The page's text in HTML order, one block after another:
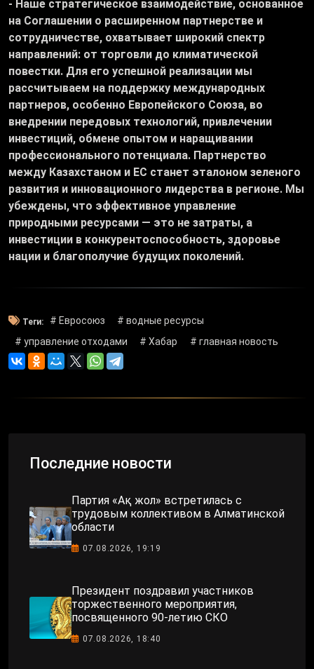
- Наше стратегическое взаимодействие, основанное
на Соглашении о расширенном партнерстве и
сотрудничестве, охватывает широкий спектр
направлений: от торговли до климатической
повестки. Для его успешной реализации мы
рассчитываем на поддержку международных
партнеров, особенно Европейского Союза, во
внедрении передовых технологий, привлечении
инвестиций, обмене опытом и наращивании
профессионального потенциала. Партнерство
между Казахстаном и ЕС станет эталоном зеленого
развития и инновационного лидерства в регионе. Мы
убеждены, что эффективное управление
природными ресурсами — это не затраты, а
инвестиции в конкурентоспособность, здоровье
нации и благополучие будущих поколений.
Теги: # Евросоюз
# водные ресурсы
# управление отходами
# Хабар # главная новость
Последние новости
Партия «Ақ жол» встретилась с
трудовым коллективом в Алматинской
области
07.08.2026, 19:19
Президент поздравил участников
торжественного мероприятия,
посвященного 90-летию СКО
07.08.2026, 18:40